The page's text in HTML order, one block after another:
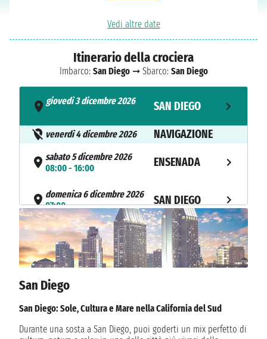
Vedi altre date
Itinerario della crociera
Imbarco: San Diego➞ Sbarco: San Diego
giovedì 3 dicembre 2026
SAN DIEGO
venerdì 4 dicembre 2026 NAVIGAZIONE
sabato 5 dicembre 2026
08:00 - 16:00
ENSENADA
domenica 6 dicembre 2026
07:00
SAN DIEGO
San Diego
San Diego: Sole, Cultura e Mare nella California del Sud
Durante una sosta a San Diego, puoi goderti un mix perfetto di